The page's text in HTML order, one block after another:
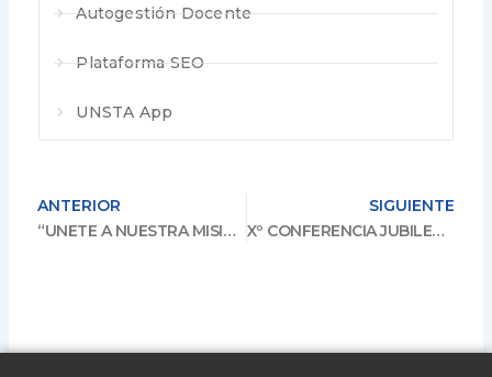
Autogestión Docente
Plataforma SEO
UNSTA App
ANTERIOR
“UNETE A NUESTRA MISION DE HACER UNA DIFERENCIA EN LA VIDA DE QUIENES MAS LO NECESITAN. DONÁ Y SÉ PARTE DE ESTA COLECTA SOLIDARIA”
SIGUIENTE
Xº CONFERENCIA JUBILEO SANTO TOMÁS